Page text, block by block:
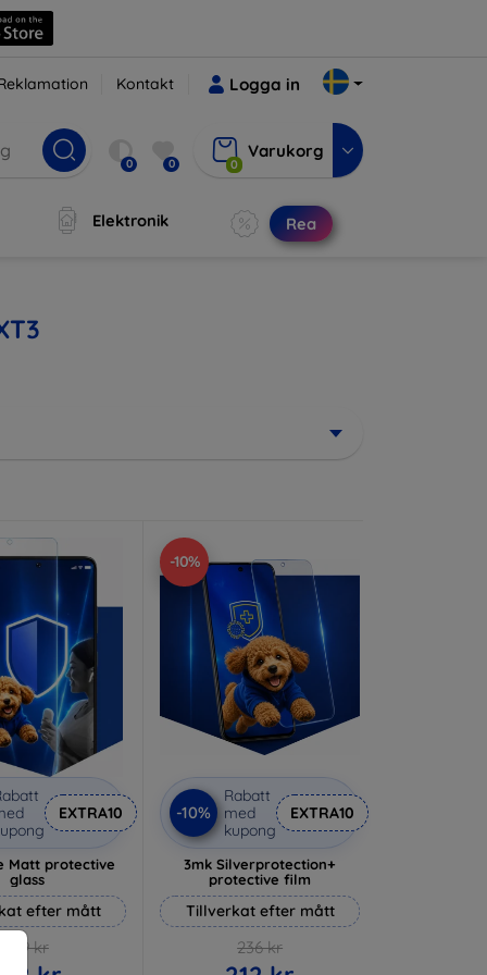
Kontakt Logga in
0 0 0
Varukorg
Elektronik Rea
EXTRA10
Matt protective
glass
efter mått
169 kr
-10%
-10%
Rabatt
med
kupong
EXTRA10
3mk Silverprotection+
protective film
Tillverkat efter mått
236 kr